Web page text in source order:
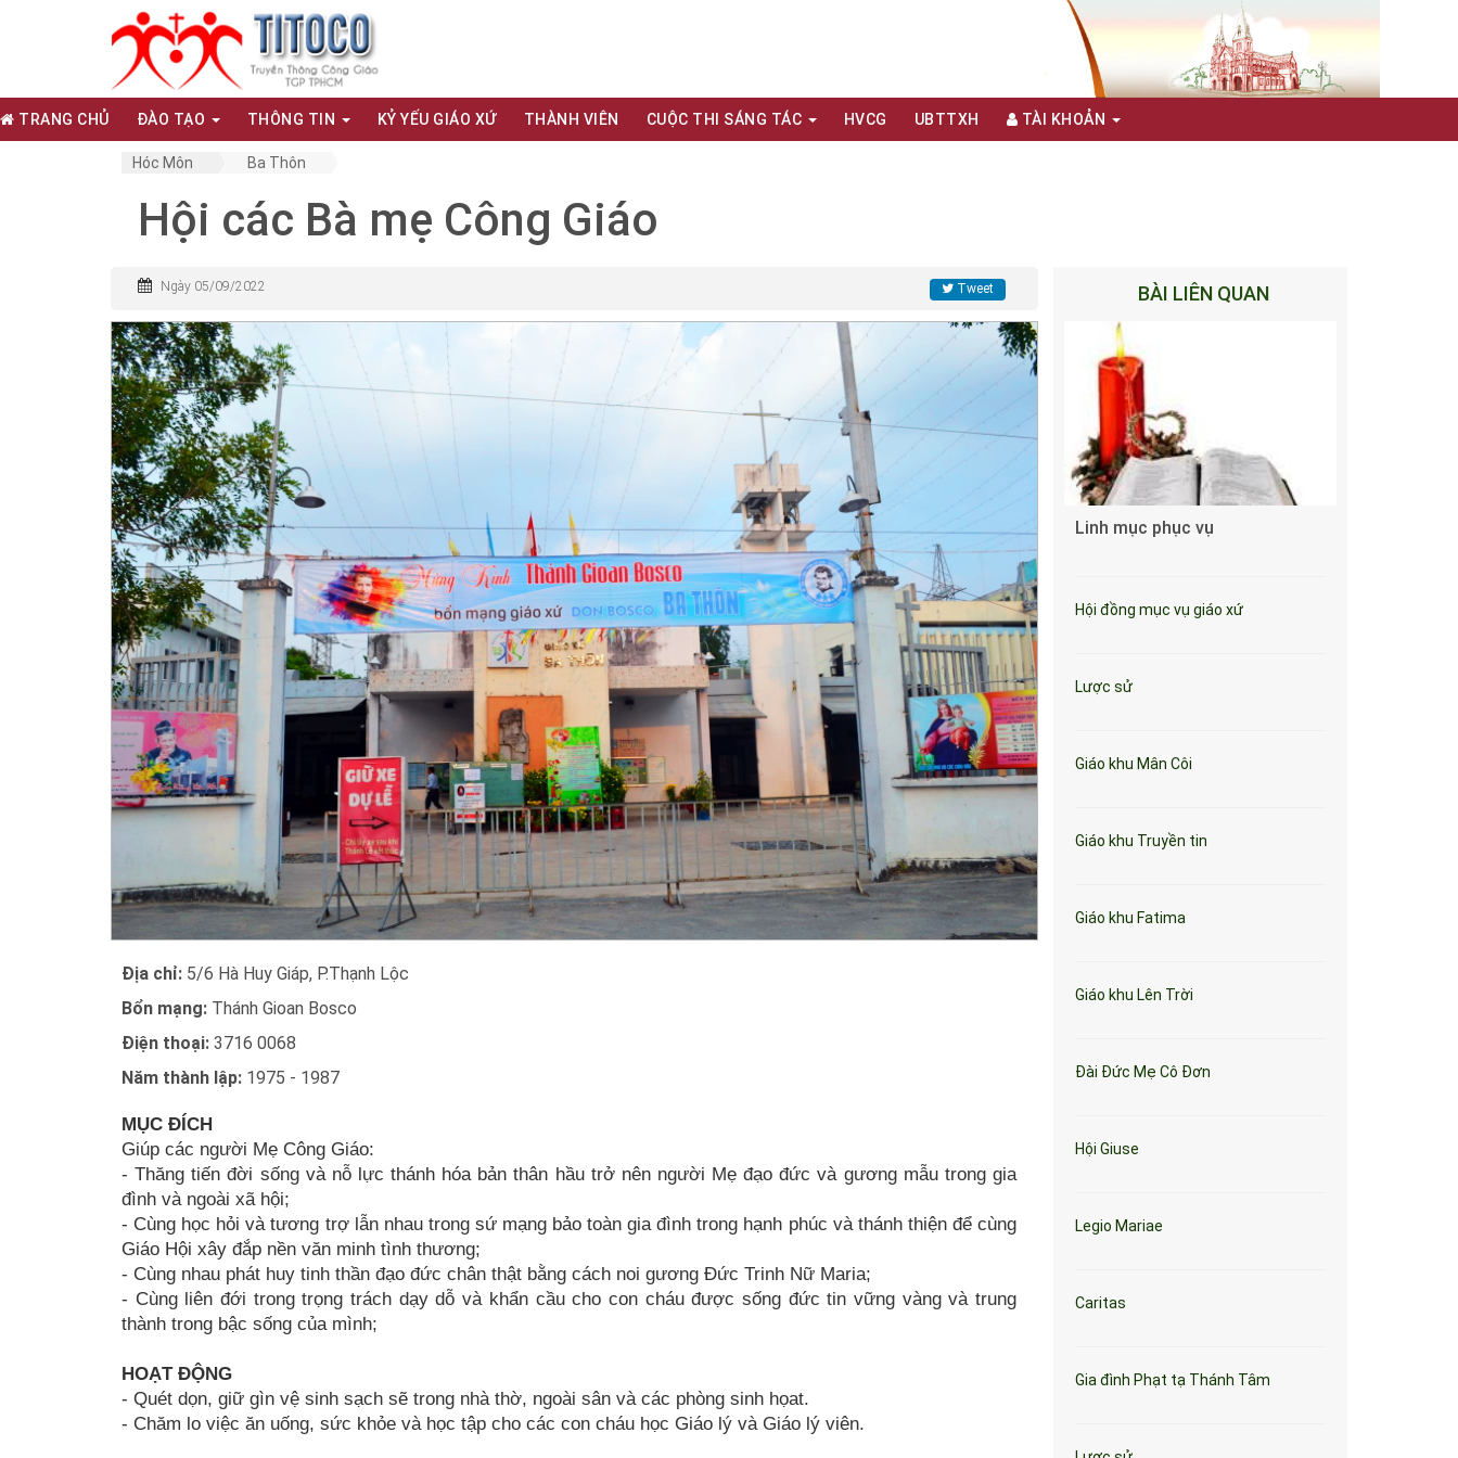
TRANG CHỦ ĐÀO TẠO THÔNG TIN KỶ YẾU GIÁO XỨ THÀNH VIÊN CUỘC THI SÁNG TÁC HVCG UBTTXH TÀI KHOẢN
Hóc Môn Ba Thôn
Hội các Bà mẹ Công Giáo
Ngày 05/09/2022 Tweet
Địa chỉ: 5/6 Hà Huy Giáp, P.Thạnh Lộc
Bổn mạng: Thánh Gioan Bosco
Điện thoại: 3716 0068
Năm thành lập: 1975 - 1987
MỤC ĐÍCH
Giúp các người Mẹ Công Giáo:
- Thăng tiến đời sống và nỗ lực thánh hóa bản thân hầu trở nên người Mẹ đạo đức và gương mẫu trong gia
đình và ngoài xã hội;
- Cùng học hỏi và tương trợ lẫn nhau trong sứ mạng bảo toàn gia đình trong hạnh phúc và thánh thiện để cùng
Giáo Hội xây đắp nền văn minh tình thương;
- Cùng nhau phát huy tinh thần đạo đức chân thật bằng cách noi gương Đức Trinh Nữ Maria;
- Cùng liên đới trong trọng trách dạy dỗ và khẩn cầu cho con cháu được sống đức tin vững vàng và trung
thành trong bậc sống của mình;
HOẠT ĐỘNG
- Quét dọn, giữ gìn vệ sinh sạch sẽ trong nhà thờ, ngoài sân và các phòng sinh họat.
- Chăm lo việc ăn uống, sức khỏe và học tập cho các con cháu học Giáo lý và Giáo lý viên.
BÀI LIÊN QUAN
Linh mục phục vụ
Hội đồng mục vụ giáo xứ
Lược sử
Giáo khu Mân Côi
Giáo khu Truyền tin
Giáo khu Fatima
Giáo khu Lên Trời
Đài Đức Mẹ Cô Đơn
Hội Giuse
Legio Mariae
Caritas
Gia đình Phạt tạ Thánh Tâm